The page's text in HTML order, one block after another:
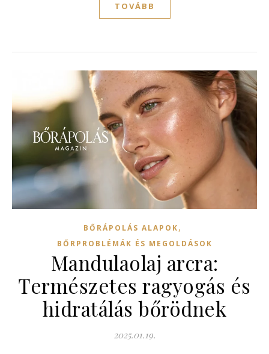
TOVÁBB
BŐRÁPOLÁS ALAPOK,
BŐRPROBLÉMÁK ÉS MEGOLDÁSOK
Mandulaolaj arcra:
Természetes ragyogás és
hidratálás bőrödnek
2025.01.19.